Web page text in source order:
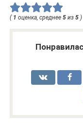
( 1 оценка, среднее 5 из 5 )